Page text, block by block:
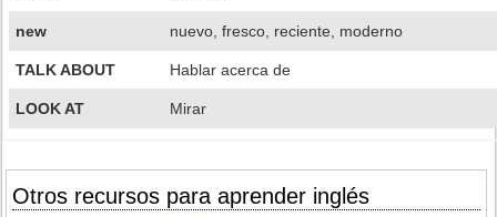
new nuevo, fresco, reciente, moderno
TALK ABOUT Hablar acerca de
LOOK AT Mirar
Otros recursos para aprender inglés